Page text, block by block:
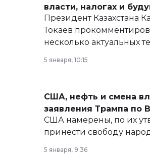
власти, налогах и
Президент Казахстана
Токаев
несколько актуальных
армии, экономики и
5 января, 10:15
США, нефть и смена
заявления Трампа по
США намерены, по их
принести свободу
5 января, 9:36